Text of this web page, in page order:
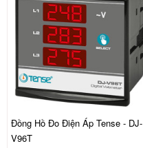
Đồng Hồ Đo Điện Áp Tense - DJ-
V96T